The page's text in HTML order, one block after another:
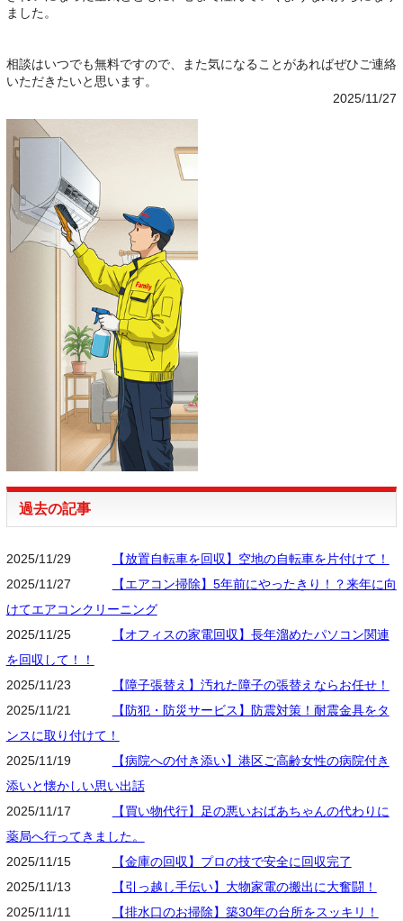
ました。
相談はいつでも無料ですので、また気になることがあればぜひご連絡
いただきたいと思います。
2025/11/27
過去の記事
2025/11/29
【放置自転車を回収】空地の自転車を片付けて！
2025/11/27
【エアコン掃除】5年前にやったきり！？来年に向
けてエアコンクリーニング
2025/11/25
【オフィスの家電回収】長年溜めたパソコン関連
を回収して！！
2025/11/23
【障子張替え】汚れた障子の張替えならお任せ！
2025/11/21
【防犯・防災サービス】防震対策！耐震金具をタ
ンスに取り付けて！
2025/11/19
【病院への付き添い】港区ご高齢女性の病院付き
添いと懐かしい思い出話
2025/11/17
【買い物代行】足の悪いおばあちゃんの代わりに
薬局へ行ってきました。
2025/11/15
【金庫の回収】プロの技で安全に回収完了
2025/11/13
【引っ越し手伝い】大物家電の搬出に大奮闘！
2025/11/11
【排水口のお掃除】築30年の台所をスッキリ！